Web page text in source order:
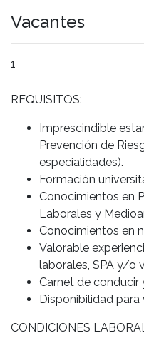
Vacantes
1
REQUISITOS:
Imprescindible
Prevención de
especialidades).
Formación
Conocimientos en
Laborales y
Conocimientos en
Valorable
laborales, SPA y/o
Carnet de conducir
Disponibilidad para
CONDICIONES